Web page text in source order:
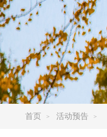
首页 > 活动预告 >